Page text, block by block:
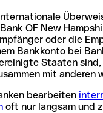
OF New
oder die
Bankkonto bei
Staaten
mit anderen
bearbeiten
oft nur langsam und